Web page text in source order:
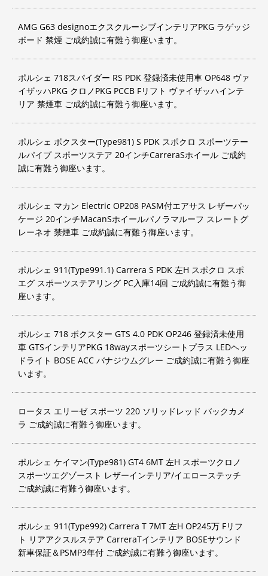
AMG G63 designoエクスクルーシブインテリアPKG ラゲッジ
ボード 禁煙 ご成約誠に有難う御座います。
ポルシェ 718スパイダー RS PDK 登録済未使用車 OP648 ヴァ
イザッハPKG クロノPKG PCCB Fリフト ヴァイザッハインテ
リア 禁煙車 ご成約誠に有難う御座います。
ポルシェ ボクスター(Type981) S PDK スポクロ スポーツテー
ルパイプ スポーツステア 20インチCarreraSホイール ご成約
誠に有難う御座います。
ポルシェ マカン Electric OP208 PASM付エアサス レザーパッ
ケージ 20インチMacanSホイールパノラマルーフ スレートグ
レーネオ 禁煙車 ご成約誠に有難う御座います。
ポルシェ 911(Type991.1) Carrera S PDK 左H スポクロ スポ
エグ スポーツステアリング PC入庫14回 ご成約誠に有難う御
座います。
ポルシェ 718 ボクスター GTS 4.0 PDK OP246 登録済未使用
車 GTSインテリアPKG 18wayスポーツシートプラス LEDヘッ
ドライト BOSE ACC バナジウムグレー ご成約誠に有難う御座
います。
ロータス エリーゼ スポーツ 220 ソリッドレッド バックカメ
ラ ご成約誠に有難う御座います。
ポルシェ ケイマン(Type981) GT4 6MT 左H スポーツクロノ
スポーツエグゾースト レザーインテリア/イエローステッチ
ご成約誠に有難う御座います。
ポルシェ 911(Type992) Carrera T 7MT 左H OP245万 Fリフ
ト リアアクスルステア CarreraTインテリア BOSEサウンド
新車保証＆PSMP3年付 ご成約誠に有難う御座います。